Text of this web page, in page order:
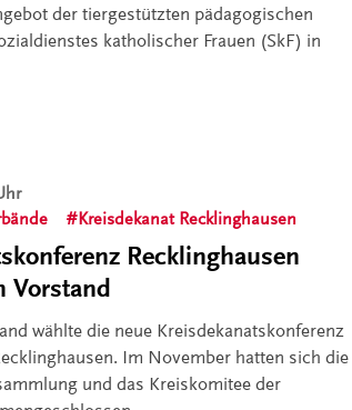
der tiergestützten pädagogischen
katholischer Frauen (SkF) in
Kreisdekanat Recklinghausen
Recklinghausen
Vorstand
wählte die neue Kreisdekanatskonferenz
Im November hatten sich die
und das Kreiskomitee der